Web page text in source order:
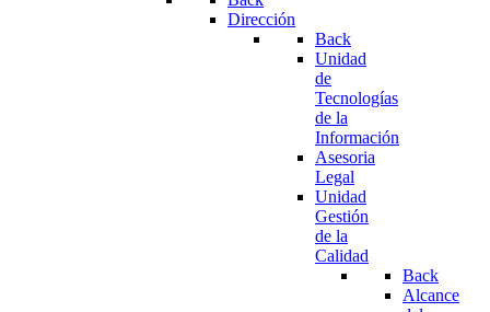
Dirección
Back
Unidad
de
Tecnologías
de la
Información
Asesoria
Legal
Unidad
Gestión
de la
Calidad
Back
Alcance